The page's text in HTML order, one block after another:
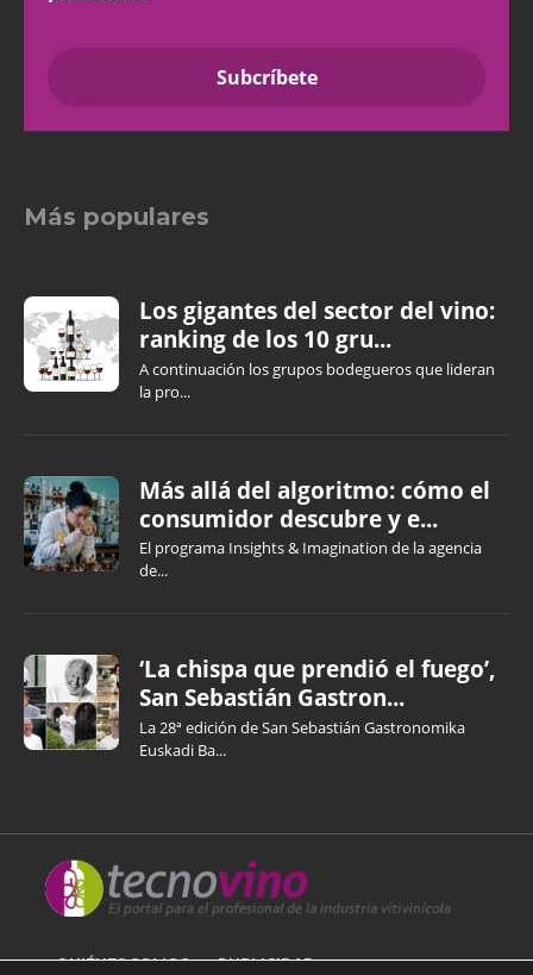
Más populares
Los gigantes del sector del vino:
ranking de los 10 gru...
A continuación los grupos bodegueros que lideran
la pro...
Más allá del algoritmo: cómo el
consumidor descubre y e...
El programa Insights & Imagination de la agencia
de...
‘La chispa que prendió el fuego’,
San Sebastián Gastron...
La 28ª edición de San Sebastián Gastronomika
Euskadi Ba...
QUIÉNES SOMOS PUBLICIDAD